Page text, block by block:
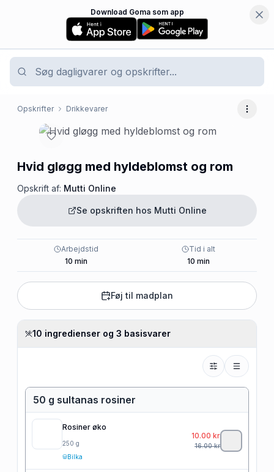
Download Goma som app
Opskrifter Drikkevarer Flere
Hvid gløgg med hyldeblomst og rom
Opskrift af: Mutti Online
Se opskriften hos Mutti Online
Arbejdstid
10 min
Tid i alt
10 min
Føj til madplan
10 ingredienser og 3 basisvarer
50 g sultanas rosiner
Rosiner øko
250 g
Bilka
10.00 kr
16.00kr